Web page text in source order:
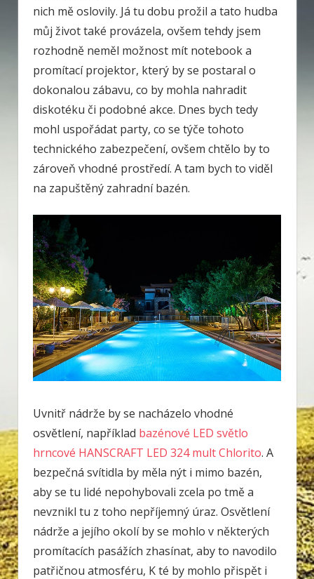
nich mě oslovily. Já tu dobu prožil a tato hudba
můj život také provázela, ovšem tehdy jsem
rozhodně neměl možnost mít notebook a
promítací projektor, který by se postaral o
dokonalou zábavu, co by mohla nahradit
diskotéku či podobné akce. Dnes bych tedy
mohl uspořádat party, co se týče tohoto
technického zabezpečení, ovšem chtělo by to
zároveň vhodné prostředí. A tam bych to viděl
na zapuštěný zahradní bazén.
Uvnitř nádrže by se nacházelo vhodné
osvětlení, například bazénové LED světlo
hrncové HANSCRAFT LED 324 mult Chlorito. A
bezpečná svítidla by měla nýt i mimo bazén,
aby se tu lidé nepohybovali zcela po tmě a
nevznikl tu z toho nepříjemný úraz. Osvětlení
nádrže a jejího okolí by se mohlo v některých
promítacích pasážích zhasínat, aby to navodilo
patřičnou atmosféru, K té by mohlo přispět i